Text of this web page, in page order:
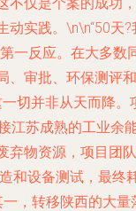
动实践。\n\n“50天?
一反应。在大多数
、审批、环保测评和
切并非从天而降。
江苏成熟的工业余
弃物资源，项目团队
和设备测试，最终
，转移陕西的大量